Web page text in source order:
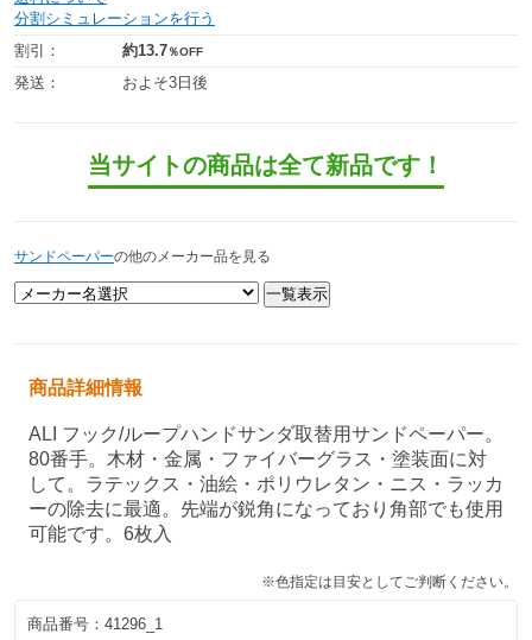
分割シミュレーションを行う
割引：
約13.7％OFF
発送： およそ3日後
当サイトの商品は全て新品です！
サンドペーパーの他のメーカー品を見る
商品詳細情報
ALI フック/ループハンドサンダ取替用サンドペーパー。
80番手。木材・金属・ファイバーグラス・塗装面に対
して。ラテックス・油絵・ポリウレタン・ニス・ラッカ
ーの除去に最適。先端が鋭角になっており角部でも使用
可能です。6枚入
※色指定は目安としてご判断ください。
商品番号： 41296_1